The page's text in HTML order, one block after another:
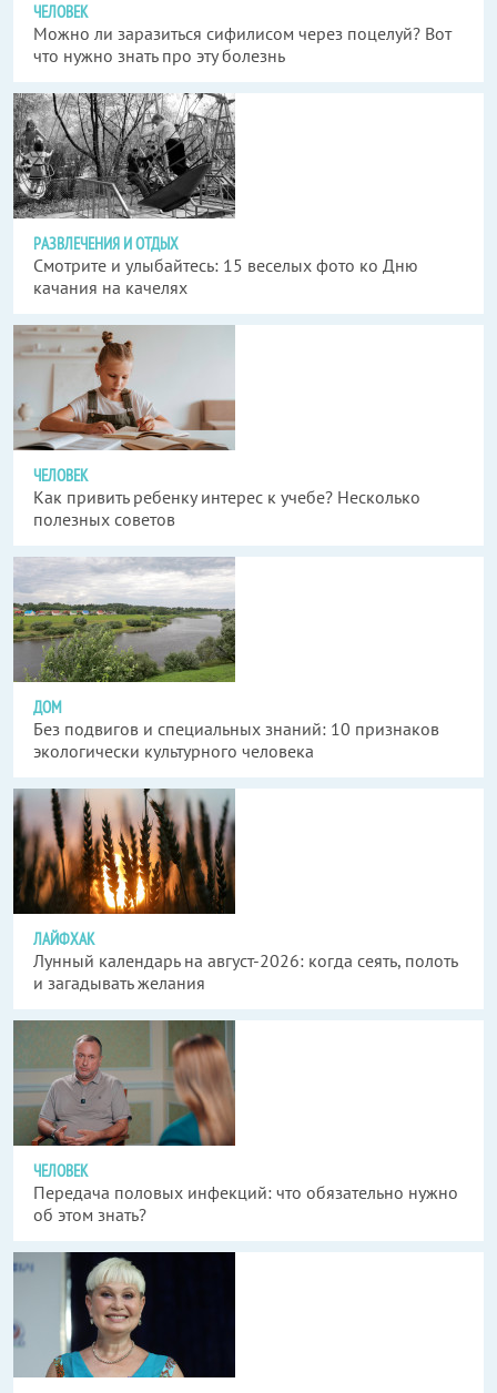
ЧЕЛОВЕК
Можно ли заразиться сифилисом через поцелуй? Вот
что нужно знать про эту болезнь
РАЗВЛЕЧЕНИЯ И ОТДЫХ
Смотрите и улыбайтесь: 15 веселых фото ко Дню
качания на качелях
ЧЕЛОВЕК
Как привить ребенку интерес к учебе? Несколько
полезных советов
ДОМ
Без подвигов и специальных знаний: 10 признаков
экологически культурного человека
ЛАЙФХАК
Лунный календарь на август-2026: когда сеять, полоть
и загадывать желания
ЧЕЛОВЕК
Передача половых инфекций: что обязательно нужно
об этом знать?